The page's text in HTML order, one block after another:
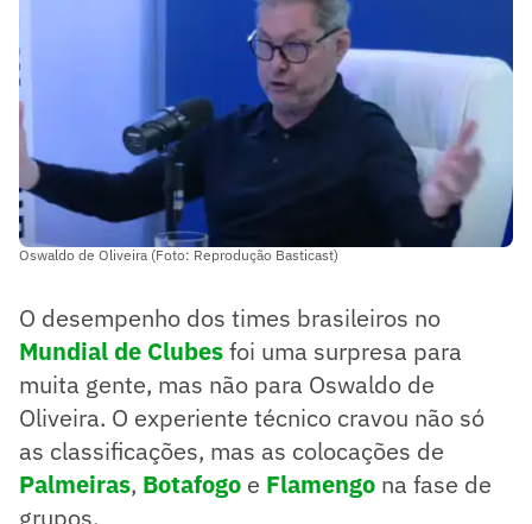
Oswaldo de Oliveira (Foto: Reprodução Basticast)
O desempenho dos times brasileiros no
Mundial de Clubesfoi uma surpresa para
muita gente, mas não para Oswaldo de
Oliveira. O experiente técnico cravou não só
as classificações, mas as colocações de
Palmeiras, Botafogo e Flamengo na fase de
grupos.